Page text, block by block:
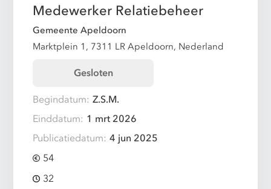
Medewerker Relatiebeheer
Gemeente Apeldoorn
Marktplein 1, 7311 LR Apeldoorn, Nederland
Gesloten
Begindatum: Z.S.M.
Einddatum: 1 mrt 2026
Publicatiedatum: 4 jun 2025
54
32